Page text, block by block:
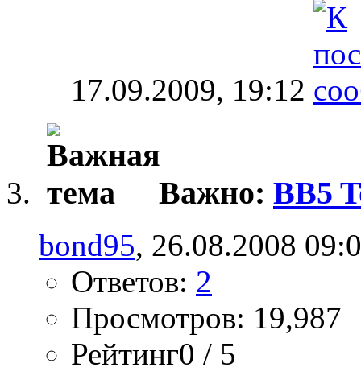
17.09.2009, 19:12
Важно: BB5
bond95, 26.08.2008
Ответов: 2
Просмотров: 19,987
Рейтинг0 / 5